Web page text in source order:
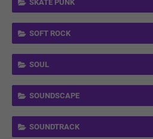
SKATE PUNK
SOFT ROCK
SOUL
SOUNDSCAPE
SOUNDTRACK